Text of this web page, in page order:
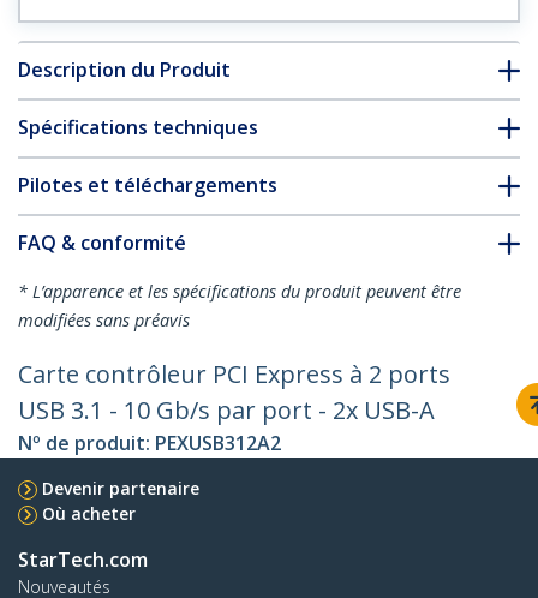
Description du Produit
Spécifications techniques
Pilotes et téléchargements
FAQ & conformité
* L’apparence et les spécifications du produit peuvent être
modifiées sans préavis
Carte contrôleur PCI Express à 2 ports
USB 3.1 - 10 Gb/s par port - 2x USB-A
Nº de produit: PEXUSB312A2
Devenir partenaire
Où acheter
StarTech.com
Nouveautés